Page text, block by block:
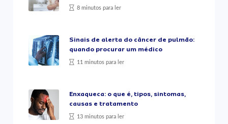
8 minutos para ler
Sinais de alerta do câncer de pulmão:
quando procurar um médico
11 minutos para ler
Enxaqueca: o que é, tipos, sintomas,
causas e tratamento
13 minutos para ler